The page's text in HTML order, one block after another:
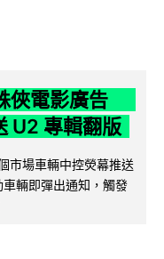
俠電影廣告
U2 專輯翻版
市場車輛中控熒幕推送
車輛即彈出通知，觸發